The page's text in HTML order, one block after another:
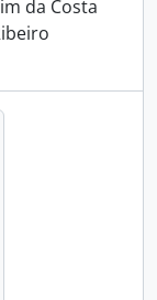
da Costa